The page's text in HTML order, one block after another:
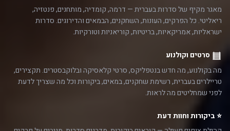
מאגר מקיף של סדרות בעברית — דרמה, קומדיה, מותחנים, פנטזיה,
ריאליטי. כל הפרקים, העונות, השחקנים, הבמאים והדירוגים. סדרות
ישראליות, אמריקאיות, בריטיות, קוריאניות וטורקיות.
סרטים וקולנוע
מה בקולנוע, מה חדש בנטפליקס, סרטי קלאסיקה ובלוקבסטרים. תקצירים,
טריילרים בעברית, רשימת שחקנים, במאים, ביקורות וכל מה שצריך לדעת
לפני שמחליטים מה לראות.
⭐ ביקורות וחוות דעת